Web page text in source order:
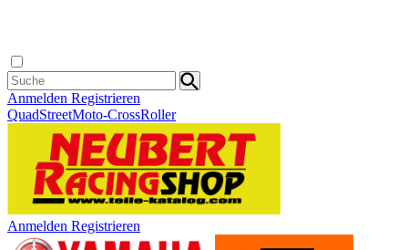
Anmelden Registrieren
QuadStreetMoto-CrossRoller
Anmelden Registrieren